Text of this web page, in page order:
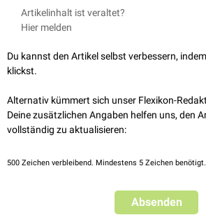
Diebiologische Systematikversucht eine
Lebewesen. Die oberste Stufe wird dabei von den
Bakterien(Bacteria), dieArchaebakterien
(Eucaryota). Letztere Gliederung umfasst die
PflanzenundPilze.
angesehen, werdenVirennicht zu den
eigenen Stoffwechsel und pflanzen sich auch
Vermehrung erfolgt durch Wirtszellen.
Artikelinhalt ist veraltet?
Hier melden
Du kannst den Artikel selbst verbessern,
klickst.
Alternativ kümmert sich unser Flexikon-
Deine zusätzlichen Angaben helfen uns, den
vollständig zu aktualisieren:
500 Zeichen verbleibend. Mindestens 5 Zeichen benötigt.
Absenden